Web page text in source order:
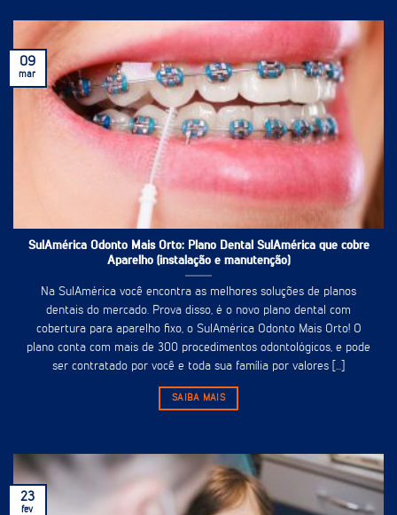
SulAmérica Odonto Mais Orto: Plano Dental SulAmérica que cobre
Aparelho (instalação e manutenção)
Na SulAmérica você encontra as melhores soluções de planos
dentais do mercado. Prova disso, é o novo plano dental com
cobertura para aparelho fixo, o SulAmérica Odonto Mais Orto! O
plano conta com mais de 300 procedimentos odontológicos, e pode
ser contratado por você e toda sua família por valores [...]
SAIBA MAIS
09
mar
23
fev